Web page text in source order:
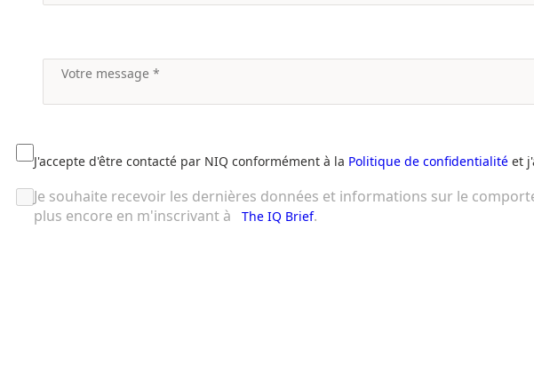
J'accepte d'être contacté par NIQ conformément à la Politique de confidentialité et
Je souhaite recevoir les dernières données et informations sur le
plus encore en m'inscrivant à
The IQ Brief.